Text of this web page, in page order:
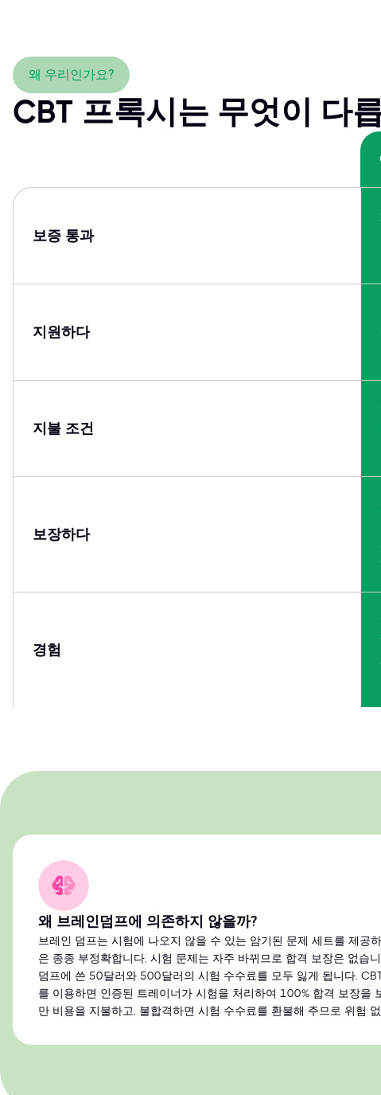
왜 우리인가요?
CBT 프록시는 무엇이 다
보증 통과
지원하다
지불 조건
보장하다
경험
왜 브레인덤프에 의존하지 않을까?
브레인 덤프는 시험에 나오지 않을 수 있는 암기된 문제 세트를 제공
은 종종 부정확합니다. 시험 문제는 자주 바뀌므로 합격 보장은 없습
덤프에 쓴 50달러와 500달러의 시험 수수료를 모두 잃게 됩니다.
를 이용하면 인증된 트레이너가 시험을 처리하여 100% 합격 보장을
만 비용을 지불하고, 불합격하면 시험 수수료를 환불해 주므로 위험